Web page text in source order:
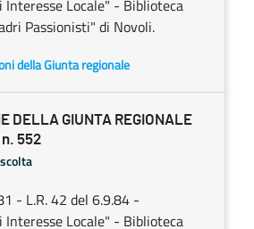
Interesse Locale" - Biblioteca
Passionisti" di Novoli.
della Giunta regionale
DELLA GIUNTA REGIONALE
552
- L.R. 42 del 6.9.84 -
Interesse Locale" - Biblioteca